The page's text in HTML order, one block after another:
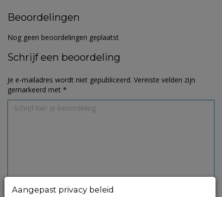
Beoordelingen
Nog geen beoordelingen geplaatst
Schrijf een beoordeling
Je e-mailadres wordt niet gepubliceerd. Vereiste velden zijn
gemarkeerd met *
Aangepast privacy beleid